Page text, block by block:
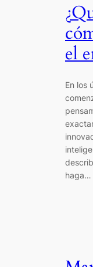
el
En los
haga…